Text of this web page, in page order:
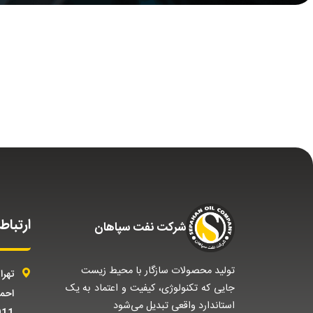
شركت نفت سپاهان
تولید محصولات سازگار با محیط زیست
جایی که تکنولوژی، کیفیت و اعتماد به یک
استاندارد واقعی تبدیل می‌شود